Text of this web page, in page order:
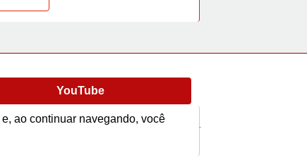
Frases de Dia Internacional
Frases de Informática
Frases de Medo
YouTube
contato@afrase.com.br
e, ao continuar navegando, você